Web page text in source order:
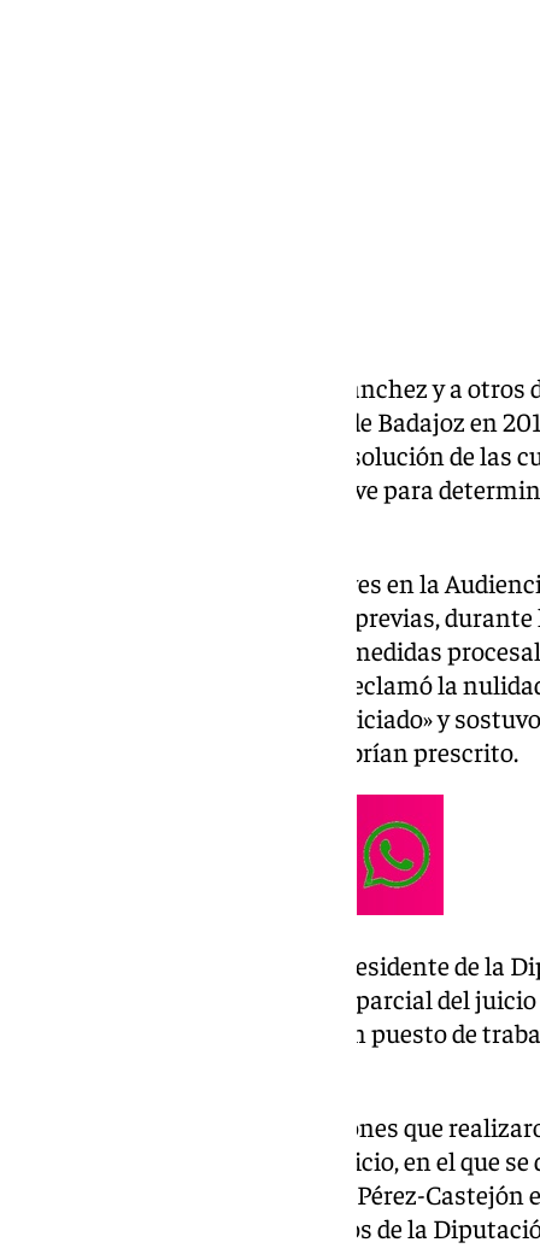
El juicio al hermano de Pedro Sánchez y a
contratación en la Diputación de Badajoz en
junio, a las 9.30 horas, con la resolución de las
por las defensas, un trámite clave para
La causa arrancó el pasado jueves en la
exposición de estas cuestiones previas,
acusados solicitaron distintas medidas
David Sánchez, Emilio Cortés, reclamó la
considerar que su origen está «viciado» y
atribuidos a su defendido ya habrían prescrito.
Por su parte, la defensa del expresidente de la
Ángel Gallardo, pidió la nulidad parcial del
sobre la presunta creación de un puesto de
Estas son algunas de las peticiones que
los once investigados en este juicio, en el que
contratación de David Sánchez Pérez-
actividades de los conservatorios de la